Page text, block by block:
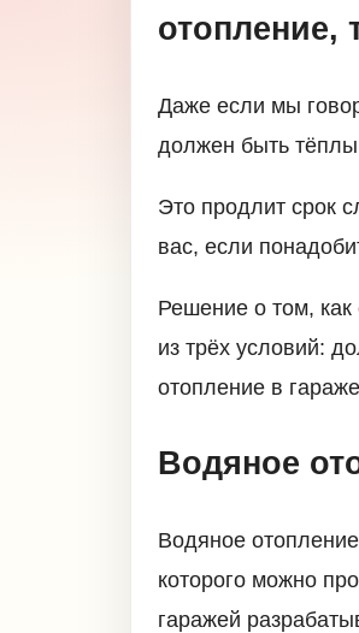
отопление,
Даже если мы
должен быть
Это продлит срок
вас, если
Решение о том, как
из трёх условий:
отопление в
Водяное
Водяное
которого можно
гаражей